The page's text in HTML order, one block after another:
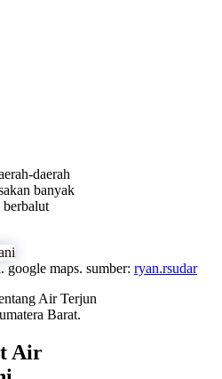
daerah
banyak
berbalut
maps. sumber: ryan.rsudar
Air Terjun
Barat.
Air